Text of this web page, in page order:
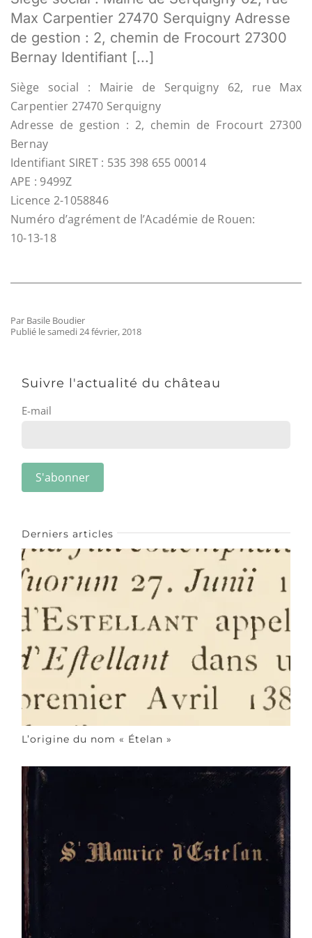
Max Carpentier 27470 Serquigny Adresse
de gestion : 2, chemin de Frocourt 27300
Bernay Identifiant [...]
Siège social : Mairie de Serquigny 62, rue Max
Carpentier 27470 Serquigny
Adresse de gestion : 2, chemin de Frocourt 27300
Bernay
Identifiant SIRET : 535 398 655 00014
APE : 9499Z
Licence 2-1058846
Numéro d’agrément de l’Académie de Rouen:
10-13-18
Par Basile Boudier
Publié le samedi 24 février, 2018
Suivre l'actualité du château
E-mail
Derniers articles
L’origine du nom « Ételan »